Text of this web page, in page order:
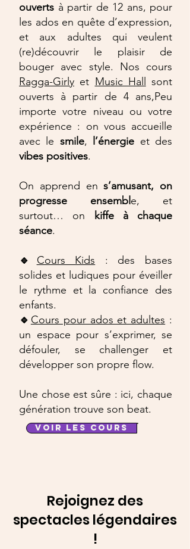
ouverts à partir de 12 ans, pour
les ados en quête d’expression,
et aux adultes qui veulent
(re)découvrir le plaisir de
bouger avec style. Nos cours
Ragga-Girly et Music Hall
sont
ouverts à partir de 4 ans,Peu
importe votre niveau ou votre
expérience : on vous accueille
avec le smile, l’énergie et des
vibes positives.
On apprend ens’amusant, on
progresse ensembl e, et
surtout… on
kiffe à chaque
séance.
🔹 Cours Kids : des bases
solides et ludiques pour éveiller
le rythme et la confiance des
enfants.
🔹 Cours pour ados et adultes :
un espace pour s’exprimer, se
défouler, se challenger et
développer son propre flow.
Une chose est sûre : ici, chaque
génération trouve son beat.
VOIR LES COURS
Rejoignez des
spectacles légendaires
!